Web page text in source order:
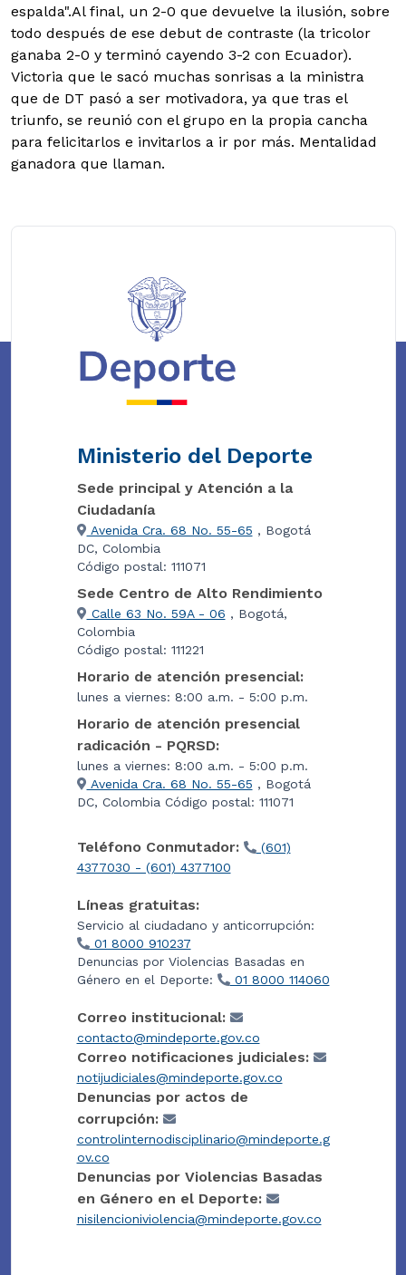
espalda".Al final, un 2-0 que devuelve la ilusión, sobre
todo después de ese debut de contraste (la tricolor
ganaba 2-0 y terminó cayendo 3-2 con Ecuador).
Victoria que le sacó muchas sonrisas a la ministra
que de DT pasó a ser motivadora, ya que tras el
triunfo, se reunió con el grupo en la propia cancha
para felicitarlos e invitarlos a ir por más. Mentalidad
ganadora que llaman.
Ministerio del Deporte
Sede principal y Atención a la
Ciudadanía
Avenida Cra. 68 No. 55-65 , Bogotá
DC, Colombia
Código postal: 111071
Sede Centro de Alto Rendimiento
Calle 63 No. 59A - 06 , Bogotá,
Colombia
Código postal: 111221
Horario de atención presencial:
lunes a viernes: 8:00 a.m. - 5:00 p.m.
Horario de atención presencial
radicación - PQRSD:
lunes a viernes: 8:00 a.m. - 5:00 p.m.
Avenida Cra. 68 No. 55-65 , Bogotá
DC, Colombia Código postal: 111071
Teléfono Conmutador:
(601)
4377030 - (601) 4377100
Líneas gratuitas:
Servicio al ciudadano y anticorrupción:
01 8000 910237
Denuncias por Violencias Basadas en
Género en el Deporte:
01 8000 114060
Correo institucional:
contacto@mindeporte.gov.co
Correo notificaciones judiciales:
notijudiciales@mindeporte.gov.co
Denuncias por actos de
corrupción:
controlinternodisciplinario@mindeporte.g
ov.co
Denuncias por Violencias Basadas
en Género en el Deporte:
nisilencioniviolencia@mindeporte.gov.co